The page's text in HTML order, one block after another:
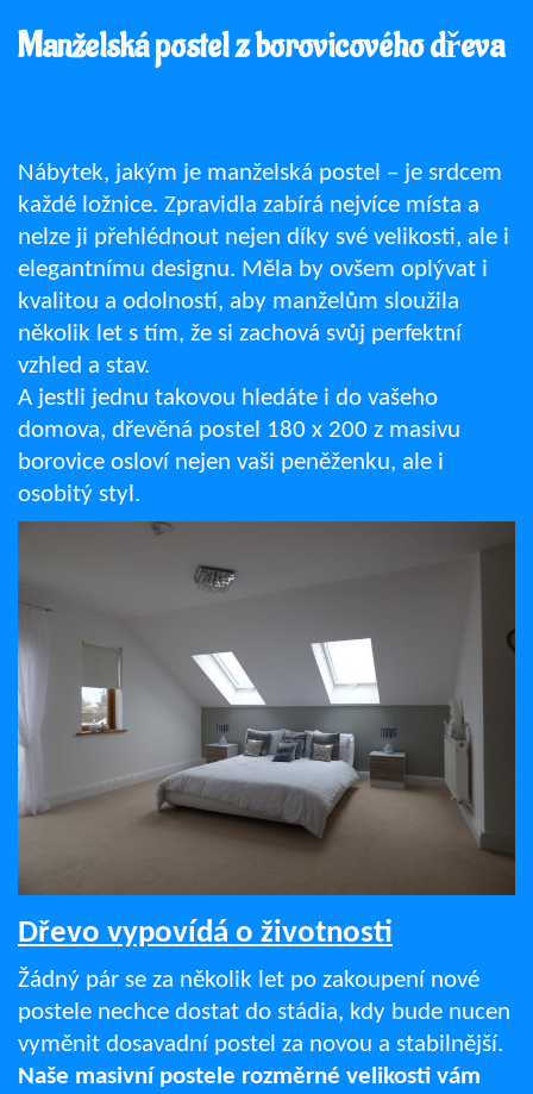
Manželská postel z borovicového dřeva
Nábytek, jakým je manželská postel – je srdcem
každé ložnice. Zpravidla zabírá nejvíce místa a
nelze ji přehlédnout nejen díky své velikosti, ale i
elegantnímu designu. Měla by ovšem oplývat i
kvalitou a odolností, aby manželům sloužila
několik let s tím, že si zachová svůj perfektní
vzhled a stav.
A jestli jednu takovou hledáte i do vašeho
domova, dřevěná postel 180 x 200 z masivu
borovice osloví nejen vaši peněženku, ale i
osobitý styl.
Dřevo vypovídá o životnosti
Žádný pár se za několik let po zakoupení nové
postele nechce dostat do stádia, kdy bude nucen
vyměnit dosavadní postel za novou a stabilnější.
Naše masivní postele rozměrné velikosti vám